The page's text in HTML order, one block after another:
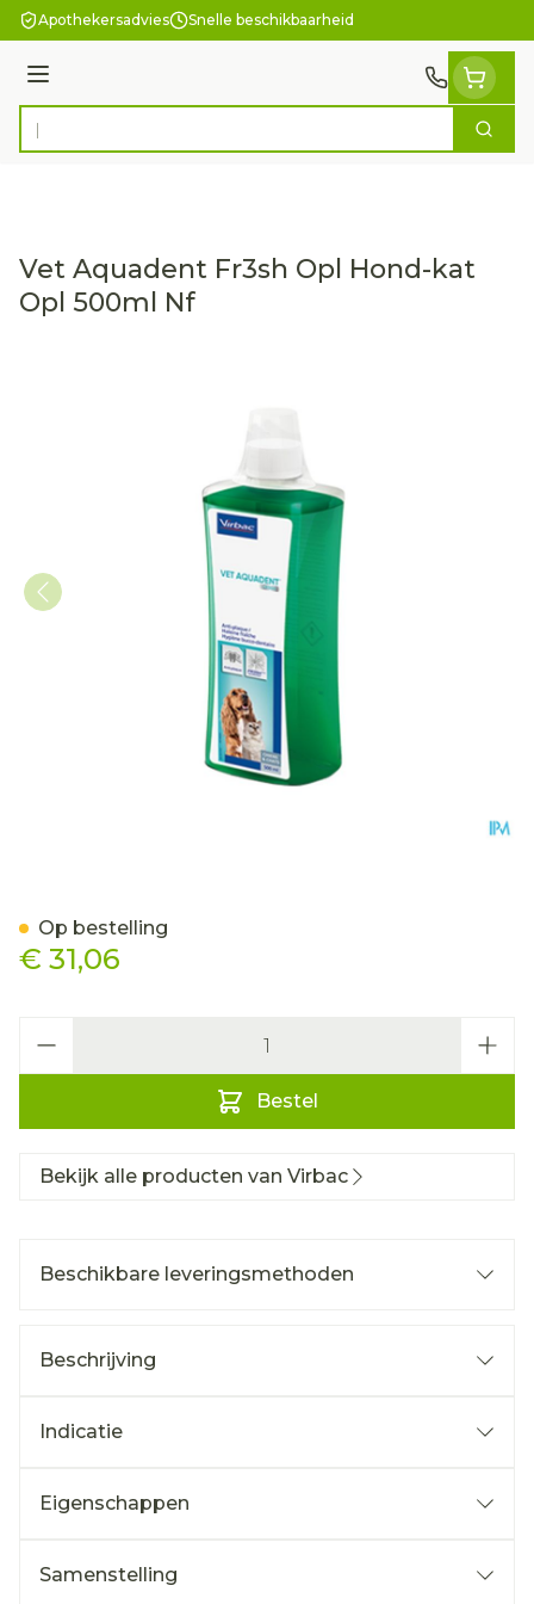
Ga naar de inhoud
Apothekersadvies Snelle beschikbaarheid
Menu
Product, merk, categorie... Zoek
Vet Aquadent Fr3sh Opl Hond-kat
Opl 500ml Nf
€ 31,06
Bestel
Op bestelling
Bekijk alle producten van Virbac
Beschikbare leveringsmethoden
Beschrijving
Indicatie
Eigenschappen
Samenstelling